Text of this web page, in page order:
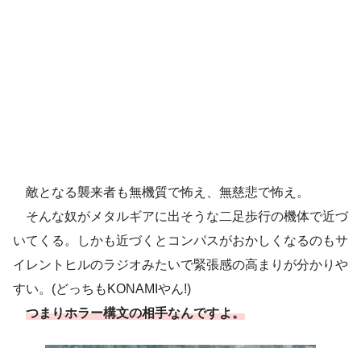
敵となる襲来者も無機質で怖え、無慈悲で怖え。
そんな奴がメタルギアに出そうな二足歩行の機体で近づ
いてくる。しかも近づくとコンパスがおかしくなるのもサ
イレントヒルのラジオみたいで緊張感の高まりが分かりや
すい。(どっちもKONAMIやん!)
つまりホラー構文の相手なんですよ。